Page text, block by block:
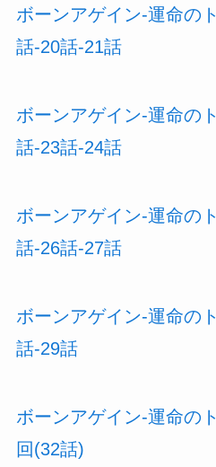
ボーンアゲイン-運命の
話-20話-21話
ボーンアゲイン-運命の
話-23話-24話
ボーンアゲイン-運命の
話-26話-27話
ボーンアゲイン-運命の
話-29話
ボーンアゲイン-運命の
回(32話)